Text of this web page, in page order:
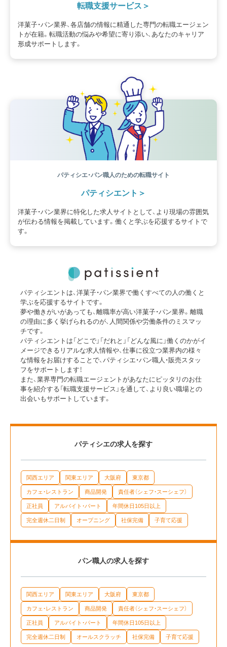
転職支援サービス
洋菓子・パン業界、各店舗の情報に精通した専門の転職エージェン
トが在籍。転職活動の悩みや希望に寄り添い、あなたのキャリア
形成サポートします。
パティシエ・パン職人のための転職サイト
パティシエント
洋菓子・パン業界に特化した求人サイトとして、より現場の雰囲気
が伝わる情報を掲載しています。働くと学ぶを応援するサイトで
す。
パティシエントは、洋菓子・パン業界で働くすべての人の働くと
学ぶを応援するサイトです。
夢や働きがいがあっても、離職率が高い洋菓子・パン業界。離職
の理由に多く挙げられるのが、人間関係や労働条件のミスマッ
チです。
パティシエントは「どこで」「だれと」「どんな風に」働くのかがイ
メージできるリアルな求人情報や、仕事に役立つ業界内の様々
な情報をお届けすることで、パティシエ・パン職人・販売スタッ
フをサポートします！
また、業界専門の転職エージェントがあなたにピッタリのお仕
事を紹介する「転職支援サービス」を通して、より良い職場との
出会いもサポートしています。
パティシエの求人を探す
関西エリア 関東エリア 大阪府 東京都
カフェ・レストラン 商品開発 責任者（シェフ・スーシェフ）
正社員 アルバイト・パート 年間休日105日以上
完全週休二日制 オープニング 社保完備 子育て応援
パン職人の求人を探す
関西エリア 関東エリア 大阪府 東京都
カフェ・レストラン 商品開発 責任者（シェフ・スーシェフ）
正社員 アルバイト・パート 年間休日105日以上
完全週休二日制 オールスクラッチ 社保完備 子育て応援